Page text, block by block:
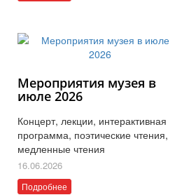
Мероприятия музея в
июле 2026
Концерт, лекции, интерактивная
программа, поэтические чтения,
медленные чтения
16.06.2026
Подробнее